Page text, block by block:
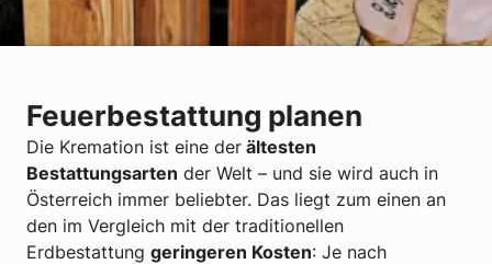
Feuerbestattung planen
Die Kremation ist eine der ältesten
Bestattungsarten der Welt – und sie wird auch in
Österreich immer beliebter. Das liegt zum einen an
den im Vergleich mit der traditionellen
Erdbestattung geringeren Kosten: Je nach